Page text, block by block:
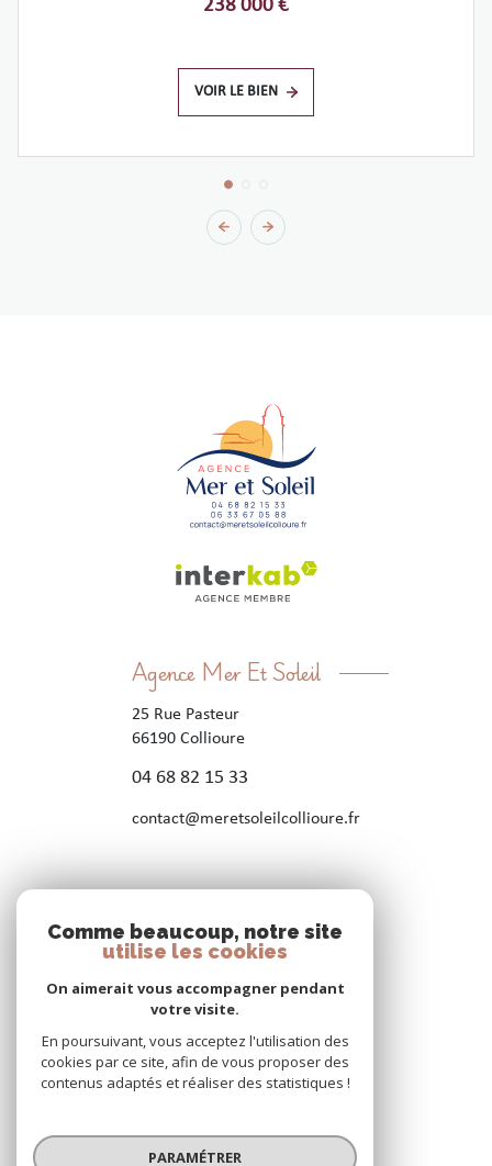
238 000 €
VOIR LE BIEN
Agence Mer Et Soleil
25 Rue Pasteur
66190 Collioure
04 68 82 15 33
contact@meretsoleilcollioure.fr
Nous suivre
Comme beaucoup, notre site
utilise les cookies
On aimerait vous accompagner pendant
votre visite.
En poursuivant, vous acceptez l'utilisation des
cookies par ce site, afin de vous proposer des
contenus adaptés et réaliser des statistiques !
PARAMÉTRER